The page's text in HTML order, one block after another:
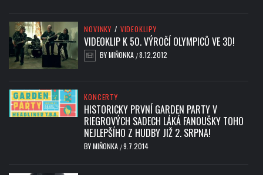
NOVINKY / VIDEOKLIPY
VIDEOKLIP K 50. VÝROČÍ OLYMPICŮ VE 3D!
BYMIŇONKA /8.12.2012
KONCERTY
HISTORICKY PRVNÍ GARDEN PARTY V
RIEGROVÝCH SADECH LÁKÁ FANOUŠKY TOHO
NEJLEPŠÍHO Z HUDBY JIŽ 2. SRPNA!
BYMIŇONKA /9.7.2014